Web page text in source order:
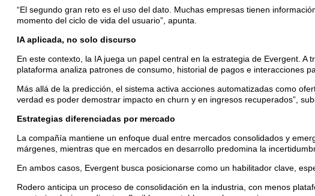
“El segundo gran reto es el uso del dato. Muchas empresas tienen
momento del ciclo de vida del usuario”, apunta.
IA aplicada, no solo discurso
En este contexto, la IA juega un papel central en la estrategia de Evergent. A
plataforma analiza patrones de consumo, historial de pagos e interacciones
Más allá de la predicción, el sistema activa acciones automatizadas como
verdad es poder demostrar impacto en churn y en ingresos recuperados”,
Estrategias diferenciadas por mercado
La compañía mantiene un enfoque dual entre mercados consolidados y
márgenes, mientras que en mercados en desarrollo predomina la
En ambos casos, Evergent busca posicionarse como un habilitador clave,
Rodero anticipa un proceso de consolidación en la industria, con menos